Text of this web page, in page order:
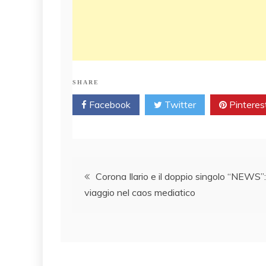
SHARE
Facebook Twitter
Post
navigation
Corona Ilario e il doppio singolo
viaggio nel caos mediatico